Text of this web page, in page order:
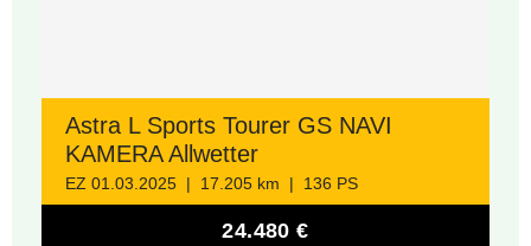
Astra L Sports Tourer GS NAVI
KAMERA Allwetter
EZ 01.03.2025 | 17.205 km | 136 PS
24.480 €